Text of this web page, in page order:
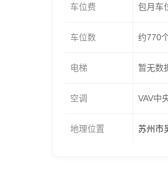
车位费 包月车
车位数 约770
电梯 暂无数
空调 VAV中
地理位置 苏州市